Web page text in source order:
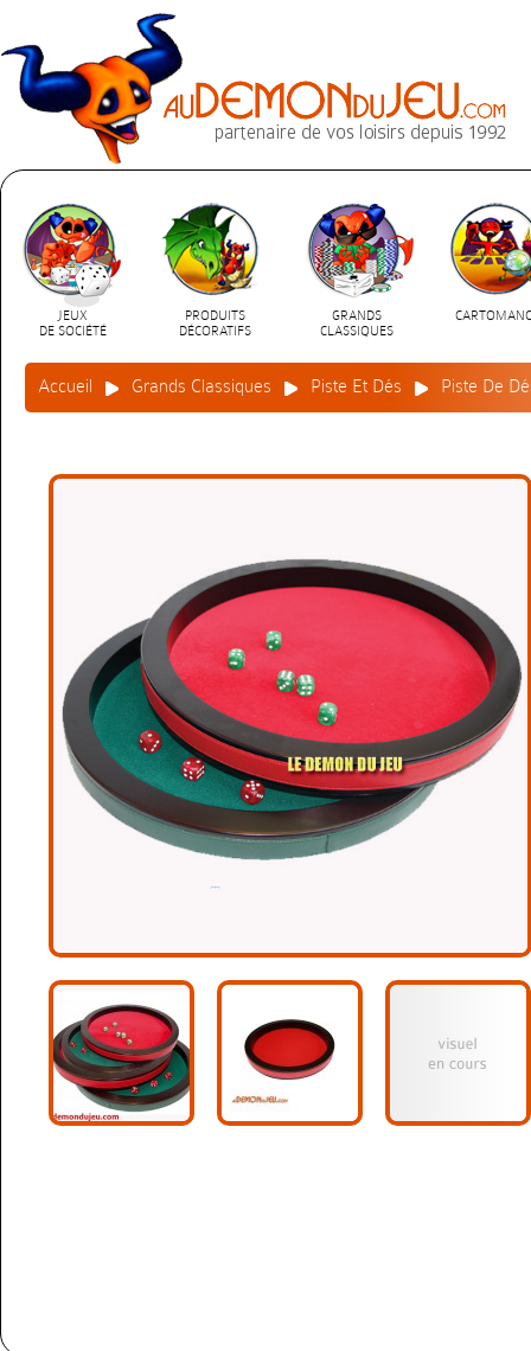
JEUX
DE SOCIÉTÉ
PRODUITS
DÉCORATIFS
GRANDS
CLASSIQUES
Accueil Grands Classiques Piste Et Dés Piste De